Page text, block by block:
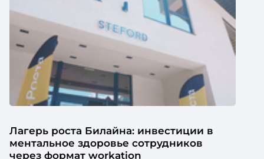
Лагерь роста Билайна: инвестиции в
ментальное здоровье сотрудников
через формат workation